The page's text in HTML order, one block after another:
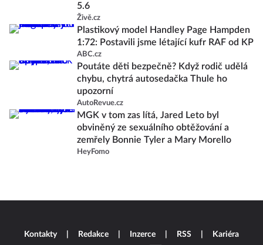
5.6
Živě.cz
Plastikový model Handley Page Hampden
1:72: Postavili jsme létající kufr RAF od KP
ABC.cz
Poutáte děti bezpečně? Když rodič udělá
chybu, chytrá autosedačka Thule ho
upozorní
AutoRevue.cz
MGK v tom zas lítá, Jared Leto byl
obviněný ze sexuálního obtěžování a
zemřely Bonnie Tyler a Mary Morello
HeyFomo
Kontakty Redakce Inzerce RSS Kariéra